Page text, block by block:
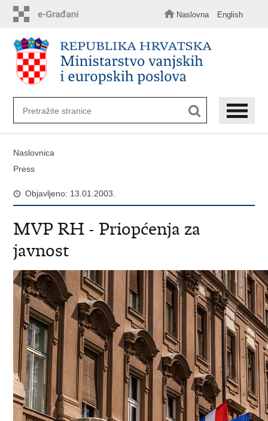
sadržaj
Naslovna English
Naslovnica
Press
Objavljeno: 13.01.2003.
MVP RH - Priopćenja za
javnost